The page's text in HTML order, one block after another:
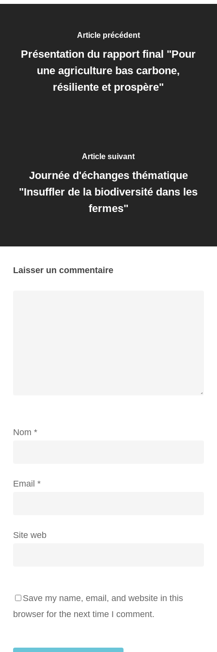
Article précédent
Présentation du rapport final "Pour
une agriculture bas carbone,
résiliente et prospère"
Article suivant
Journée d'échanges thématique
"Insuffler de la biodiversité dans les
fermes"
Laisser un commentaire
Nom *
Email *
Site web
Save my name, email, and website in this
browser for the next time I comment.